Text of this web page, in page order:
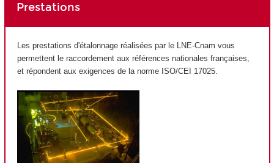
Prestations
Les prestations d'étalonnage réalisées par le LNE-Cnam vous
permettent le raccordement aux références nationales françaises,
et répondent aux exigences de la norme ISO/CEI 17025.